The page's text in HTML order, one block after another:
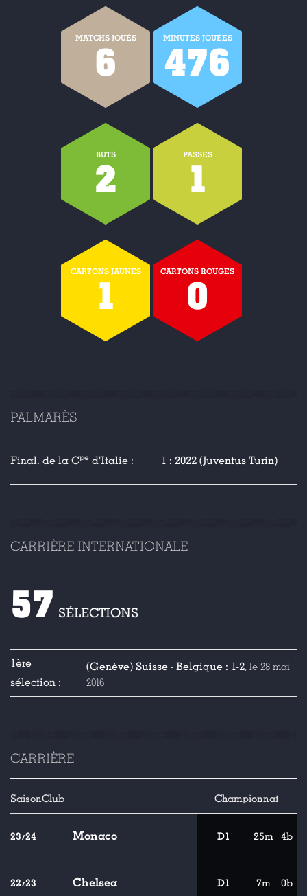
MATCHS JOUÉS
6
MINUTES JOUÉES
476
BUTS
2
PASSES
1
CARTONS JAUNES
1
CARTONS ROUGES
0
PALMARÈS
Final. de la Cpe d'Italie : 1 : 2022 (Juventus Turin)
CARRIÈRE INTERNATIONALE
57 SÉLECTIONS
1ère
sélection :
(Genève) Suisse - Belgique : 1-2, le 28 mai
2016
CARRIÈRE
SaisonClub Championnat
23/24 Monaco D1 25m 4b
22/23 Chelsea D1 7m 0b